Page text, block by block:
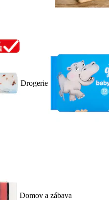
Drogerie
Domov a zábava